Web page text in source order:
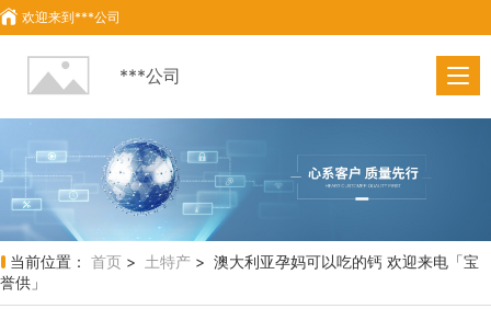
欢迎来到***公司
***公司
当前位置： 首页 > 土特产 > 澳大利亚孕妈可以吃的钙 欢迎来电「宝
誉供」